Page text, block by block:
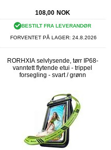
108,00 NOK
BESTILT FRA LEVERANDØR
FORVENTET PÅ LAGER:24.8.2026
RORHXIA selvlysende, tørr IP68-
vanntett flytende etui - trippel
forsegling - svart / grønn